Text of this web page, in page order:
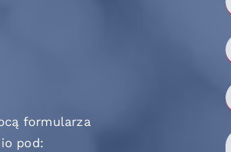
formularza
pod: